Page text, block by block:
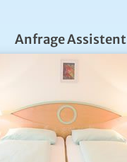
Anfrage Assistent